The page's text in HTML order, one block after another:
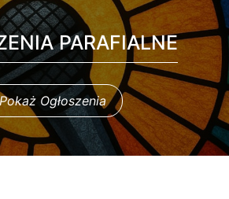
PARAFIALNE
Pokaż Ogłoszenia